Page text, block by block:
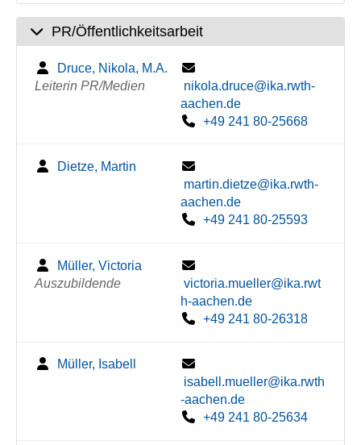
PR/Öffentlichkeitsarbeit
Druce, Nikola, M.A.
Leiterin PR/Medien
nikola.druce@ika.rwth-
aachen.de
+49 241 80-25668
Dietze, Martin
martin.dietze@ika.rwth-
aachen.de
+49 241 80-25593
Müller, Victoria
Auszubildende
victoria.mueller@ika.rwt
h-aachen.de
+49 241 80-26318
Müller, Isabell
isabell.mueller@ika.rwth
-aachen.de
+49 241 80-25634